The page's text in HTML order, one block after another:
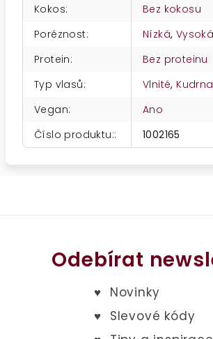
Kokos:
Bez kokosu
Poréznost: Nízká, Vysoká
Protein:
Bez proteinu
Typ vlasů: Vlnité,
Vegan:
Ano
Číslo produktu:: 1002165
Odebírat